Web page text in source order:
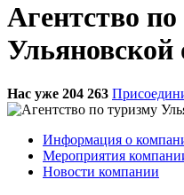
Агентство
Ульяновской
Нас уже 204 263
Информация о
Мероприятия
Новости компании